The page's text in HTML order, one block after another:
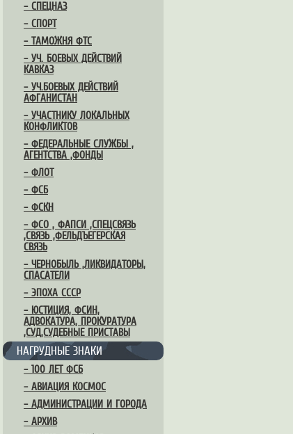
– СПЕЦНАЗ
– СПОРТ
– ТАМОЖНЯ ФТС
– УЧ. БОЕВЫХ ДЕЙСТВИЙ
КАВКАЗ
– УЧ.БОЕВЫХ ДЕЙСТВИЙ
АФГАНИСТАН
– УЧАСТНИКУ ЛОКАЛЬНЫХ
КОНФЛИКТОВ
– ФЕДЕРАЛЬНЫЕ СЛУЖБЫ ,
АГЕНТСТВА ,ФОНДЫ
– ФЛОТ
– ФСБ
– ФСКН
– ФСО , ФАПСИ ,СПЕЦСВЯЗЬ
,СВЯЗЬ ,ФЕЛЬДЪЕГЕРСКАЯ
СВЯЗЬ
– ЧЕРНОБЫЛЬ ,ЛИКВИДАТОРЫ,
СПАСАТЕЛИ
– ЭПОХА СССР
– ЮСТИЦИЯ, ФСИН,
АДВОКАТУРА, ПРОКУРАТУРА
,СУД,СУДЕБНЫЕ ПРИСТАВЫ
НАГРУДНЫЕ ЗНАКИ
– 100 ЛЕТ ФСБ
– АВИАЦИЯ КОСМОС
– АДМИНИСТРАЦИИ И ГОРОДА
– АРХИВ